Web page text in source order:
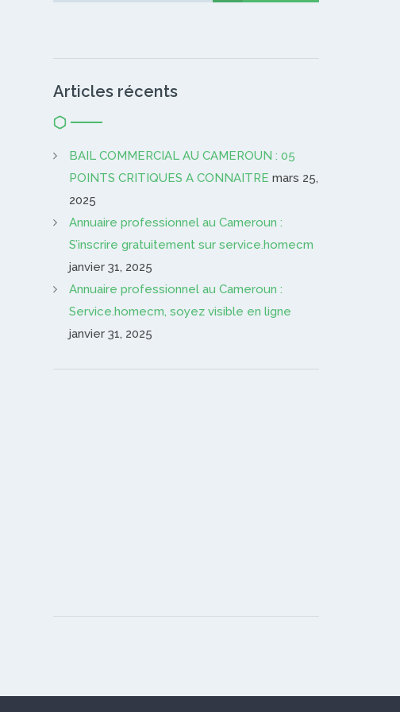
Articles récents
BAIL COMMERCIAL AU CAMEROUN : 05
POINTS CRITIQUES A CONNAITRE mars 25,
2025
Annuaire professionnel au Cameroun :
S’inscrire gratuitement sur service.homecm
janvier 31, 2025
Annuaire professionnel au Cameroun :
Service.homecm, soyez visible en ligne
janvier 31, 2025